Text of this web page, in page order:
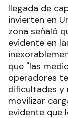
llegada de
invierten en
zona señaló
evidente en
que "las
operadores
dificultades y
movilizar
evidente que